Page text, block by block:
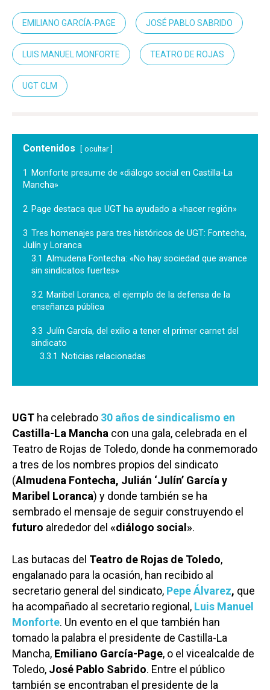
EMILIANO GARCÍA-PAGE JOSÉ PABLO SABRIDO
LUIS MANUEL MONFORTE TEATRO DE ROJAS
UGT CLM
Contenidos ocultar
1 Monforte presume de «diálogo social en Castilla-La
Mancha»
2 Page destaca que UGT ha ayudado a «hacer región»
3 Tres homenajes para tres históricos de UGT: Fontecha,
Julín y Loranca
3.1 Almudena Fontecha: «No hay sociedad que avance
sin sindicatos fuertes»
3.2 Maribel Loranca, el ejemplo de la defensa de la
enseñanza pública
3.3 Julín García, del exilio a tener el primer carnet del
sindicato
3.3.1 Noticias relacionadas
UGT ha celebrado 30 años de sindicalismo en
Castilla-La Mancha con una gala, celebrada en el
Teatro de Rojas de Toledo, donde ha conmemorado
a tres de los nombres propios del sindicato
(Almudena Fontecha, Julián ‘Julín’ García y
Maribel Loranca) y donde también se ha
sembrado el mensaje de seguir construyendo el
futuro alrededor del «diálogo social».
Las butacas del Teatro de Rojas de Toledo,
engalanado para la ocasión, han recibido al
secretario general del sindicato, Pepe Álvarez, que
ha acompañado al secretario regional, Luis Manuel
Monforte. Un evento en el que también han
tomado la palabra el presidente de Castilla-La
Mancha, Emiliano García-Page, o el vicealcalde de
Toledo, José Pablo Sabrido. Entre el público
también se encontraban el presidente de la